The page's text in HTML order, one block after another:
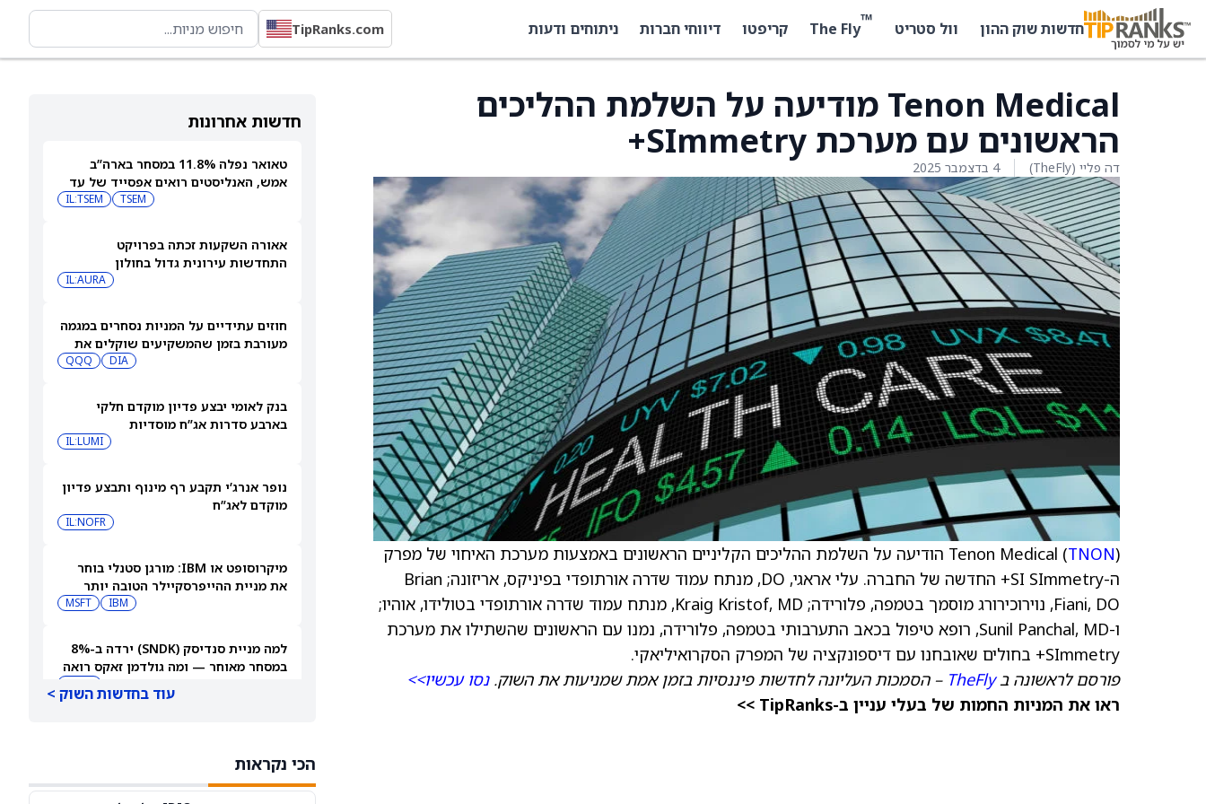
חדשות שוק ההון וול סטריט ™
The Fly קריפטו דיווחי חברות ניתוחים ודעות TipRanks.com
חדשות אחרונות
טאואר נפלה 11.8% במסחר בארה”ב
אמש, האנליסטים רואים אפסייד של עד
TSEM
IL:TSEM
אאורה השקעות זכתה בפרויקט
התחדשות עירונית גדול בחולון
IL:AURA
חוזים עתידיים על המניות נסחרים במגמה
מעורבת בזמן שהמשקיעים שוקלים את
שיא הסגירה של הדאו ואת השיחות בין
DIA
QQQ
בנק לאומי יבצע פדיון מוקדם חלקי
בארבע סדרות אג”ח מוסדיות
IL:LUMI
נופר אנרג’י תקבע רף מינוף ותבצע פדיון
מוקדם לאג”ח
IL:NOFR
מיקרוסופט או IBM: מורגן סטנלי בוחר
את מניית ההייפרסקיילר הטובה יותר
IBM
MSFT
למה מניית סנדיסק (SNDK) ירדה ב-8%
במסחר מאוחר — ומה גולדמן זאקס רואה
שיקרה בהמשך
עוד בחדשות השוק >
הכי נקראות
Tenon Medical מודיעה על השלמת ההליכים
הראשונים עם מערכת SImmetry+
דה פליי (TheFly) 4 בדצמבר 2025
Tenon Medical (TNON
) הודיעה על השלמת ההליכים הקליניים הראשונים באמצעות מערכת האיחוי של מפרק
ה-SI SImmetry+ החדשה של החברה. עלי אראגי, DO, מנתח עמוד שדרה אורתופדי בפיניקס, אריזונה; Brian
Fiani, DO, נוירוכירורג מוסמך בטמפה, פלורידה; Kraig Kristof, MD, מנתח עמוד שדרה אורתופדי בטולידו, אוהיו;
ו-Sunil Panchal, MD, רופא טיפול בכאב התערבותי בטמפה, פלורידה, נמנו עם הראשונים שהשתילו את מערכת
SImmetry+ בחולים שאובחנו עם דיספונקציה של המפרק הסקרואיליאקי.
פורסם לראשונה בTheFly – הסמכות העליונה לחדשות פיננסיות בזמן אמת שמניעות את השוק.נסו עכשיו>>
ראו את המניות החמות של בעלי עניין ב-TipRanks >>